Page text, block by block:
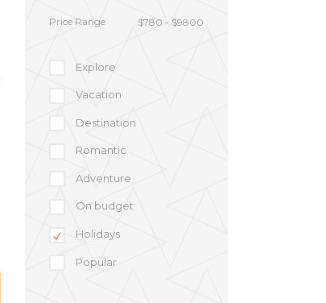
Price Range
Explore
Vacation
Destination
Romantic
Adventure
On budget
Holidays
Popular